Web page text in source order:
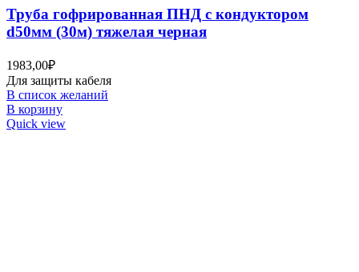
Труба гофрированная ПНД с кондуктором
d50мм (30м) тяжелая черная
1983,00₽
Для защиты кабеля
В список желаний
В корзину
Quick view